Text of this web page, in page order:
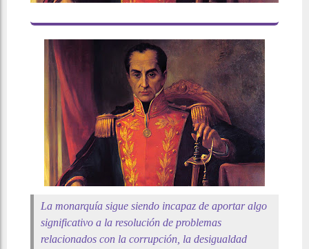
La monarquía sigue siendo incapaz de aportar algo
significativo a la resolución de problemas
relacionados con la corrupción, la desigualdad